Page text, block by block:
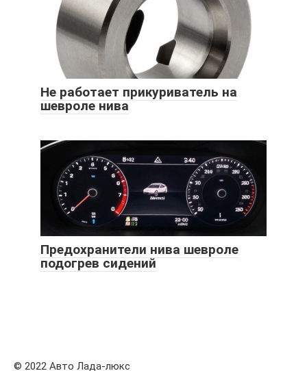
Не работает прикуриватель на
шевроле нива
Предохранители нива шевроле
подогрев сидений
© 2022 Авто Лада-люкс